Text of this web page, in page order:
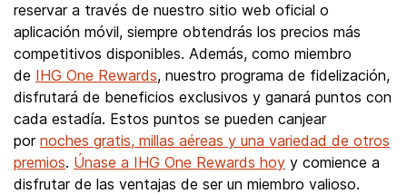
reservar a través de nuestro sitio web oficial o
aplicación móvil, siempre obtendrás los precios más
competitivos disponibles. Además, como miembro
de IHG One Rewards, nuestro programa de fidelización,
disfrutará de beneficios exclusivos y ganará puntos con
cada estadía. Estos puntos se pueden canjear
por noches gratis, millas aéreas y una variedad de otros
premios. Únase a IHG One Rewards hoy y comience a
disfrutar de las ventajas de ser un miembro valioso.